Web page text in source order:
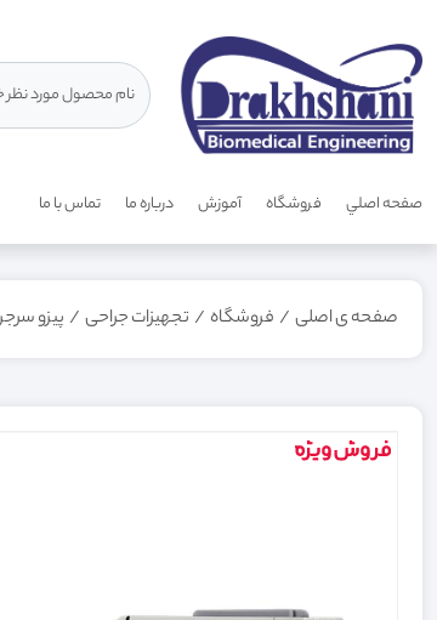
صفحه اصلي فروشگاه آموزش درباره ما تماس با ما
صفحه ی اصلی / فروشگاه / تجهیزات جراحی / پیزو